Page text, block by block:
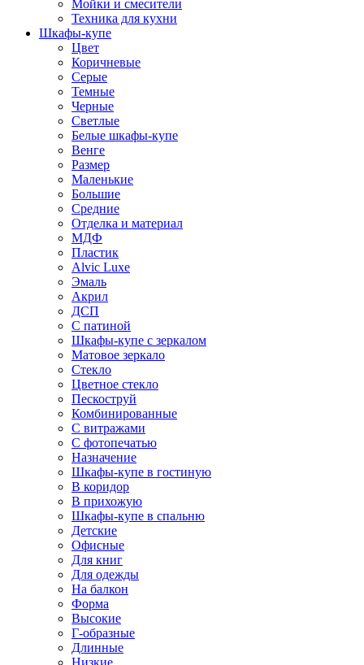
Мойки и смесители
Техника для кухни
Шкафы-купе
Цвет
Коричневые
Серые
Темные
Черные
Светлые
Белые шкафы-купе
Венге
Размер
Маленькие
Большие
Средние
Отделка и материал
МДФ
Пластик
Alvic Luxe
Эмаль
Акрил
ДСП
С патиной
Шкафы-купе с зеркалом
Матовое зеркало
Стекло
Цветное стекло
Пескоструй
Комбинированные
С витражами
С фотопечатью
Назначение
Шкафы-купе в гостиную
В коридор
В прихожую
Шкафы-купе в спальню
Детские
Офисные
Для книг
Для одежды
На балкон
Форма
Высокие
Г-образные
Длинные
Низкие